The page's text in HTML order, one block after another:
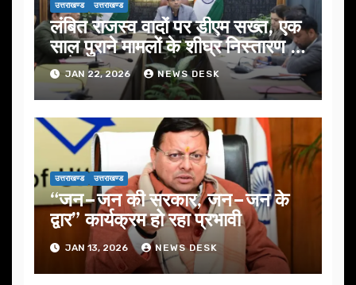
उत्तराखण्ड उत्तराखण्ड
लंबित राजस्व वादों पर डीएम सख्त, एक
साल पुराने मामलों के शीघ्र निस्तारण के
आदेश…
JAN 22, 2026 NEWS DESK
उत्तराखण्ड उत्तराखण्ड
“जन–जन की सरकार, जन–जन के
द्वार” कार्यक्रम हो रहा प्रभावी
JAN 13, 2026 NEWS DESK